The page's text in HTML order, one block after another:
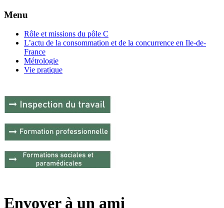
Menu
Rôle et missions du pôle C
L’actu de la consommation et de la concurrence en Ile-de-
France
Métrologie
Vie pratique
Envoyer à un ami